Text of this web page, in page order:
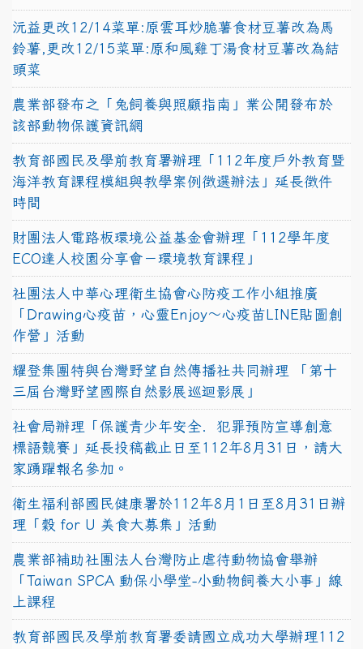
沅益更改12/14菜單:原雲耳炒脆薯食材豆薯改為馬
鈴薯,更改12/15菜單:原和風雞丁湯食材豆薯改為結
頭菜
農業部發布之「兔飼養與照顧指南」業公開發布於
該部動物保護資訊網
教育部國民及學前教育署辦理「112年度戶外教育暨
海洋教育課程模組與教學案例徵選辦法」延長徵件
時間
財團法人電路板環境公益基金會辦理「112學年度
ECO達人校園分享會－環境教育課程」
社團法人中華心理衛生協會心防疫工作小組推廣
「Drawing心疫苗，心靈Enjoy〜心疫苗LINE貼圖創
作營」活動
耀登集團特與台灣野望自然傳播社共同辦理 「第十
三屆台灣野望國際自然影展巡迴影展」
社會局辦理「保護青少年安全．犯罪預防宣導創意
標語競賽」延長投稿截止日至112年8月31日，請大
家踴躍報名參加。
衛生福利部國民健康署於112年8月1日至8月31日辦
理「穀 for U 美食大募集」活動
農業部補助社團法人台灣防止虐待動物協會舉辦
「Taiwan SPCA 動保小學堂-小動物飼養大小事」線
上課程
教育部國民及學前教育署委請國立成功大學辦理112